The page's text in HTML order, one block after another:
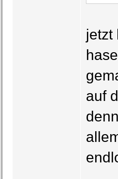
jetzt
auf